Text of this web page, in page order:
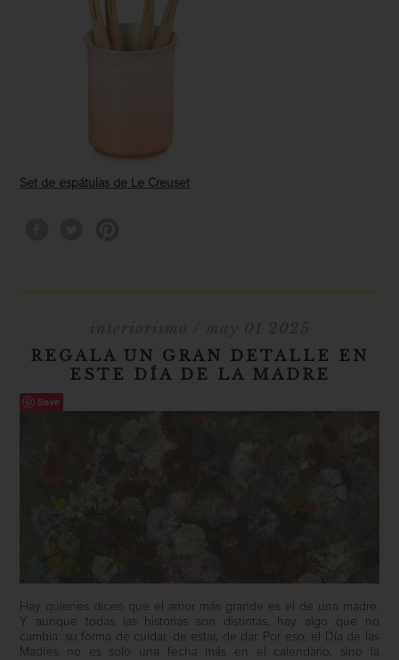
Set de espátulas de Le Creuset
REGALA UN GRAN DETALLE EN
ESTE DÍA DE LA MADRE
Save
Hay quienes dicen que el amor más grande es el de una madre.
Y aunque todas las historias son distintas, hay algo que no
cambia: su forma de cuidar, de estar, de dar. Por eso, el Día de las
Madres no es solo una fecha más en el calendario, sino la